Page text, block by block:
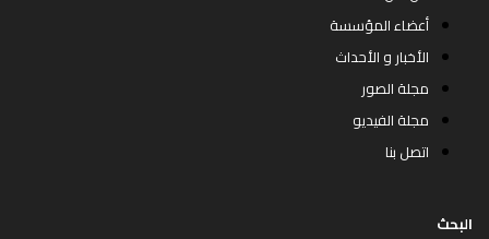
أعضاء المؤسسة
الأخبار و الأحداث
مجلة الصور
مجلة الفيديو
اتصل بنا
البحث